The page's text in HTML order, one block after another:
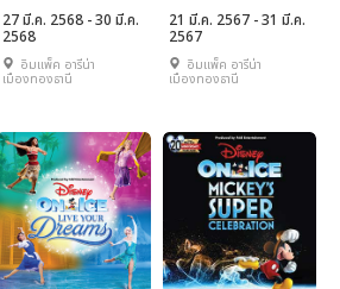
27 มี.ค. 2568 - 30 มี.ค.
2568
อิมแพ็ค อารีน่า
เมืองทองธานี
21 มี.ค. 2567 - 31 มี.ค.
2567
อิมแพ็ค อารีน่า
เมืองทองธานี